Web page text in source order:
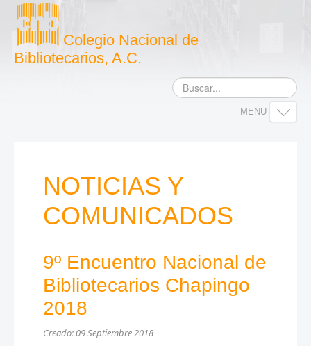
Colegio Nacional de
Bibliotecarios, A.C.
MENU
DOCUMENTOS
ACTIVIDADES
NOTICIAS
NOTICIAS Y
COMUNICADOS
9º Encuentro Nacional de
Bibliotecarios Chapingo
2018
Creado: 09 Septiembre 2018